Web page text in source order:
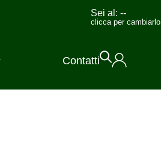
Sei al:--
clicca per cambiarlo
Contatti